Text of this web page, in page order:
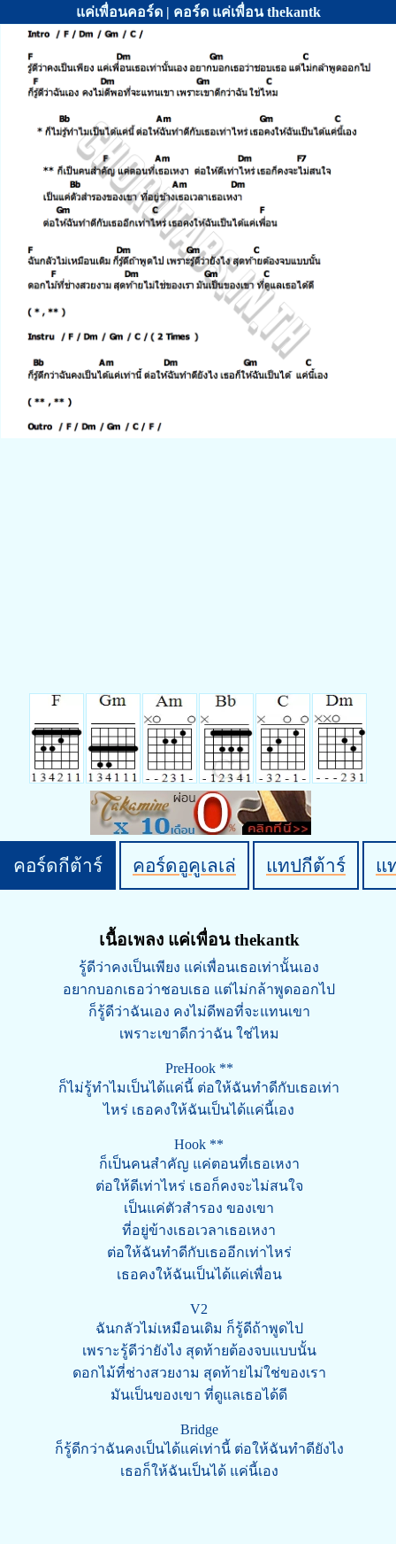
แค่เพื่อนคอร์ด | คอร์ด แค่เพื่อน thekantk
คอร์ดกีต้าร์ คอร์ดอูคูเลเล่ แทปกีต้าร์ แ
เนื้อเพลง แค่เพื่อน thekantk
รู้ดีว่าคงเป็นเพียง แค่เพื่อนเธอเท่านั้นเอง
อยากบอกเธอว่าชอบเธอ แต่ไม่กล้าพูดออกไป
ก็รู้ดีว่าฉันเอง คงไม่ดีพอที่จะแทนเขา
เพราะเขาดีกว่าฉัน ใช่ไหม
PreHook **
ก็ไม่รู้ทำไมเป็นได้แค่นี้ ต่อให้ฉันทำดีกับเธอเท่า
ไหร่ เธอคงให้ฉันเป็นได้แค่นี้เอง
Hook **
ก็เป็นคนสำคัญ แค่ตอนที่เธอเหงา
ต่อให้ดีเท่าไหร่ เธอก็คงจะไม่สนใจ
เป็นแค่ตัวสำรอง ของเขา
ที่อยู่ข้างเธอเวลาเธอเหงา
ต่อให้ฉันทำดีกับเธออีกเท่าไหร่
เธอคงให้ฉันเป็นได้แค่เพื่อน
V2
ฉันกลัวไม่เหมือนเดิม ก็รู้ดีถ้าพูดไป
เพราะรู้ดีว่ายังไง สุดท้ายต้องจบแบบนั้น
ดอกไม้ที่ช่างสวยงาม สุดท้ายไม่ใช่ของเรา
มันเป็นของเขา ที่ดูแลเธอได้ดี
Bridge
ก็รู้ดีกว่าฉันคงเป็นได้แค่เท่านี้ ต่อให้ฉันทำดียังไง
เธอก็ให้ฉันเป็นได้ แค่นี้เอง